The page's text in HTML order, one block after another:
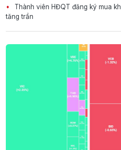
Thành viên HĐQT đăng ký mua
tăng trần